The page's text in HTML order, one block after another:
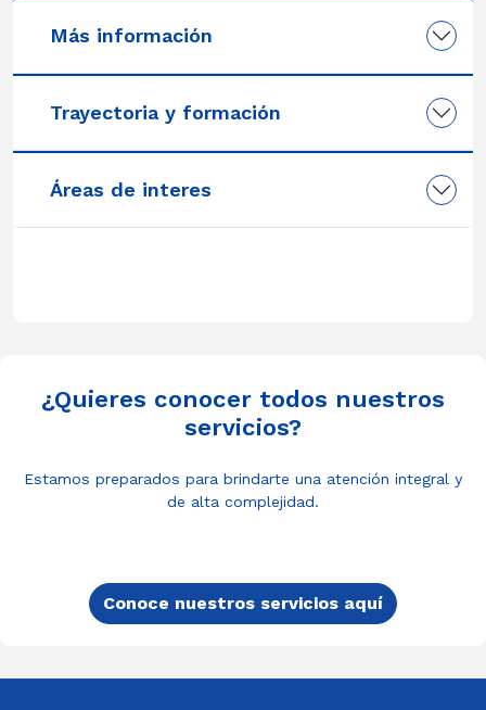
Más información
Trayectoria y formación
Áreas de interes
¿Quieres conocer todos nuestros
servicios?
Estamos preparados para brindarte una atención integral y
de alta complejidad.
Conoce nuestros servicios aquí